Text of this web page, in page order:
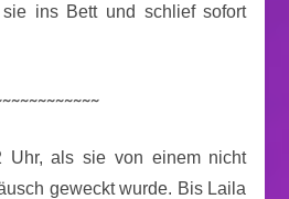
ins Bett und schlief sofort
Uhr, als sie von einem nicht
geweckt wurde. Bis Laila